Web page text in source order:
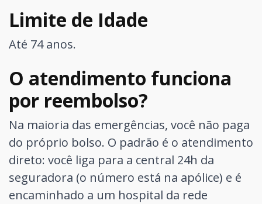
Limite de Idade
Até 74 anos.
O atendimento funciona
por reembolso?
Na maioria das emergências, você não paga
do próprio bolso. O padrão é o atendimento
direto: você liga para a central 24h da
seguradora (o número está na apólice) e é
encaminhado a um hospital da rede